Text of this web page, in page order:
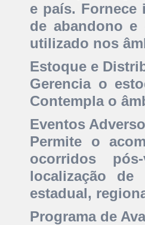
e país. Fornece
de abandono e
utilizado nos
Estoque e
Gerencia o
Contempla o
Eventos
Permite o
ocorridos
localização
estadual,
Programa de